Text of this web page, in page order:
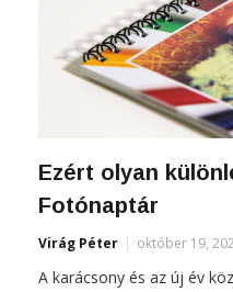
Ezért olyan
Fotónaptár
Virág Péter október 19,
A karácsony és az új év